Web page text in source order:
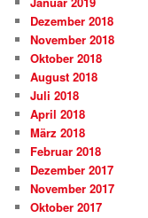
Dezember 2018
November 2018
Oktober 2018
August 2018
Juli 2018
April 2018
März 2018
Februar 2018
Dezember 2017
November 2017
Oktober 2017